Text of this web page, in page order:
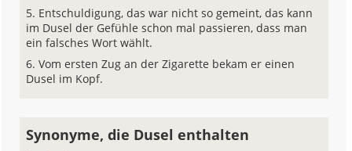
Entschuldigung, das war nicht so gemeint, das kann
im Dusel der Gefühle schon mal passieren, dass man
ein falsches Wort wählt.
Vom ersten Zug an der Zigarette bekam er einen
Dusel im Kopf.
Synonyme, die Dusel enthalten